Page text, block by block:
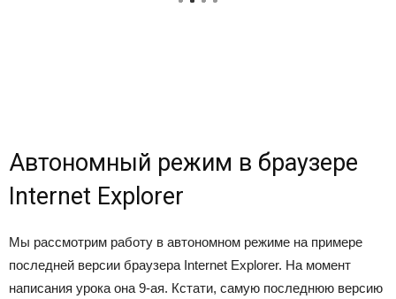
Автономный режим в браузере
Internet Explorer
Мы рассмотрим работу в автономном режиме на примере
последней версии браузера Internet Explorer. На момент
написания урока она 9-ая. Кстати, самую последнюю версию